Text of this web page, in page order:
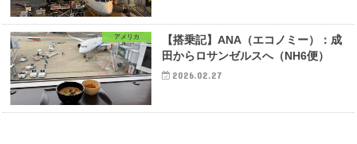
アメリカ
【搭乗記】ANA（エコノミー）：成
田からロサンゼルスへ（NH6便）
2026.02.27